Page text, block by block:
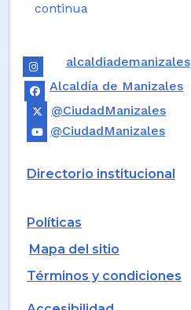
continua
alcaldiademanizales
Alcaldía de Manizales
@CiudadManizales
@CiudadManizales
Directorio institucional
Políticas
Mapa del sitio
Términos y condiciones